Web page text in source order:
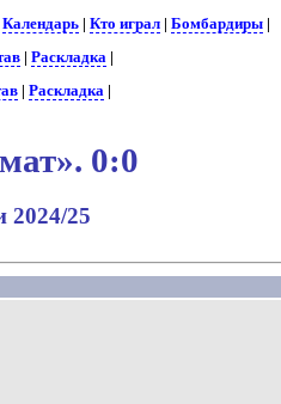
|Календарь |Кто играл |Бомбардиры
|Раскладка |
|Раскладка |
0:0
2024/25